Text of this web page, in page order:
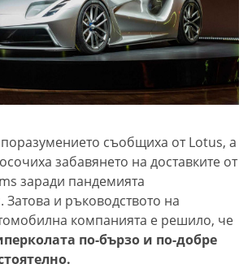
съобщиха от Lotus, а
забавянето на доставките от
заради пандемията
Затова и ръководството на
компанията е решило, че
по-бързо и по-добре